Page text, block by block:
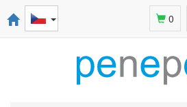
0